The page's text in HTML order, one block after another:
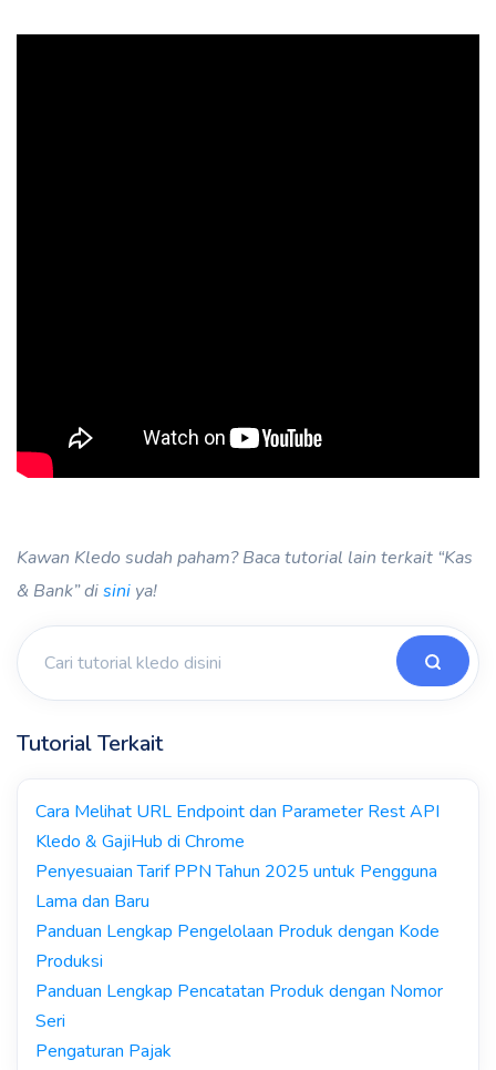
Kawan Kledo sudah paham? Baca tutorial lain terkait “Kas
& Bank” disini ya!
Tutorial Terkait
Cara Melihat URL Endpoint dan Parameter Rest API
Kledo & GajiHub di Chrome
Penyesuaian Tarif PPN Tahun 2025 untuk Pengguna
Lama dan Baru
Panduan Lengkap Pengelolaan Produk dengan Kode
Produksi
Panduan Lengkap Pencatatan Produk dengan Nomor
Seri
Pengaturan Pajak